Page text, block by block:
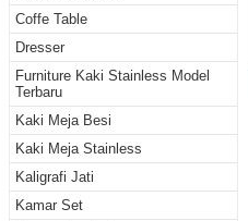
Coffe Table
Dresser
Furniture Kaki Stainless Model
Terbaru
Kaki Meja Besi
Kaki Meja Stainless
Kaligrafi Jati
Kamar Set